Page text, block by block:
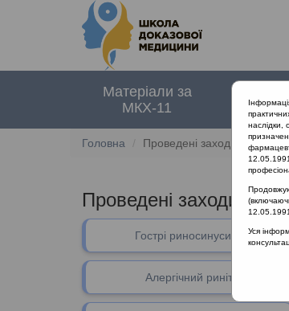
Матеріали за
МКХ-11
Головна Проведені заходи ::
Проведені заходи ::
Гострі риносинусити
Алергічний риніт
наслідки,
Уся